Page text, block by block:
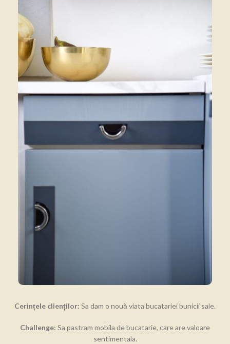
Cerințele clienților: Sa dam o nouă viata bucatariei bunicii sale.
Challenge: Sa pastram mobila de bucatarie, care are valoare
sentimentala.